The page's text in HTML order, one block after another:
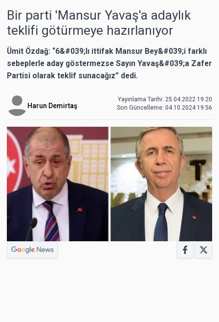
Bir parti 'Mansur Yavaş'a adaylık
teklifi götürmeye hazırlanıyor
Ümit Özdağ: “6&#039;lı ittifak Mansur Bey&#039;i farklı
sebeplerle aday göstermezse Sayın Yavaş&#039;a Zafer
Partisi olarak teklif sunacağız” dedi.
Harun Demirtaş
Yayınlama Tarihi: 25.04.2022 19:20
Son Güncelleme: 04.10.2024 19:56